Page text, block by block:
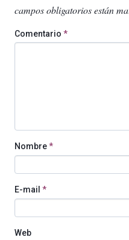
campos obligatorios están
Comentario *
Nombre*
E-mail *
Web